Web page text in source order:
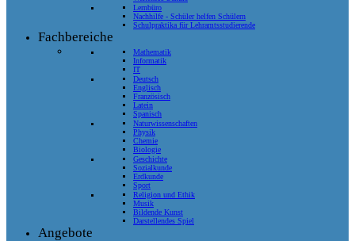
Lernbüro
Nachhilfe - Schüler helfen Schülern
Schulpraktika für Lehramtsstudierende
Fachbereiche
Mathematik
Informatik
IT
Deutsch
Englisch
Französisch
Latein
Spanisch
Naturwissenschaften
Physik
Chemie
Biologie
Geschichte
Sozialkunde
Erdkunde
Sport
Religion und Ethik
Musik
Bildende Kunst
Darstellendes Spiel
Angebote